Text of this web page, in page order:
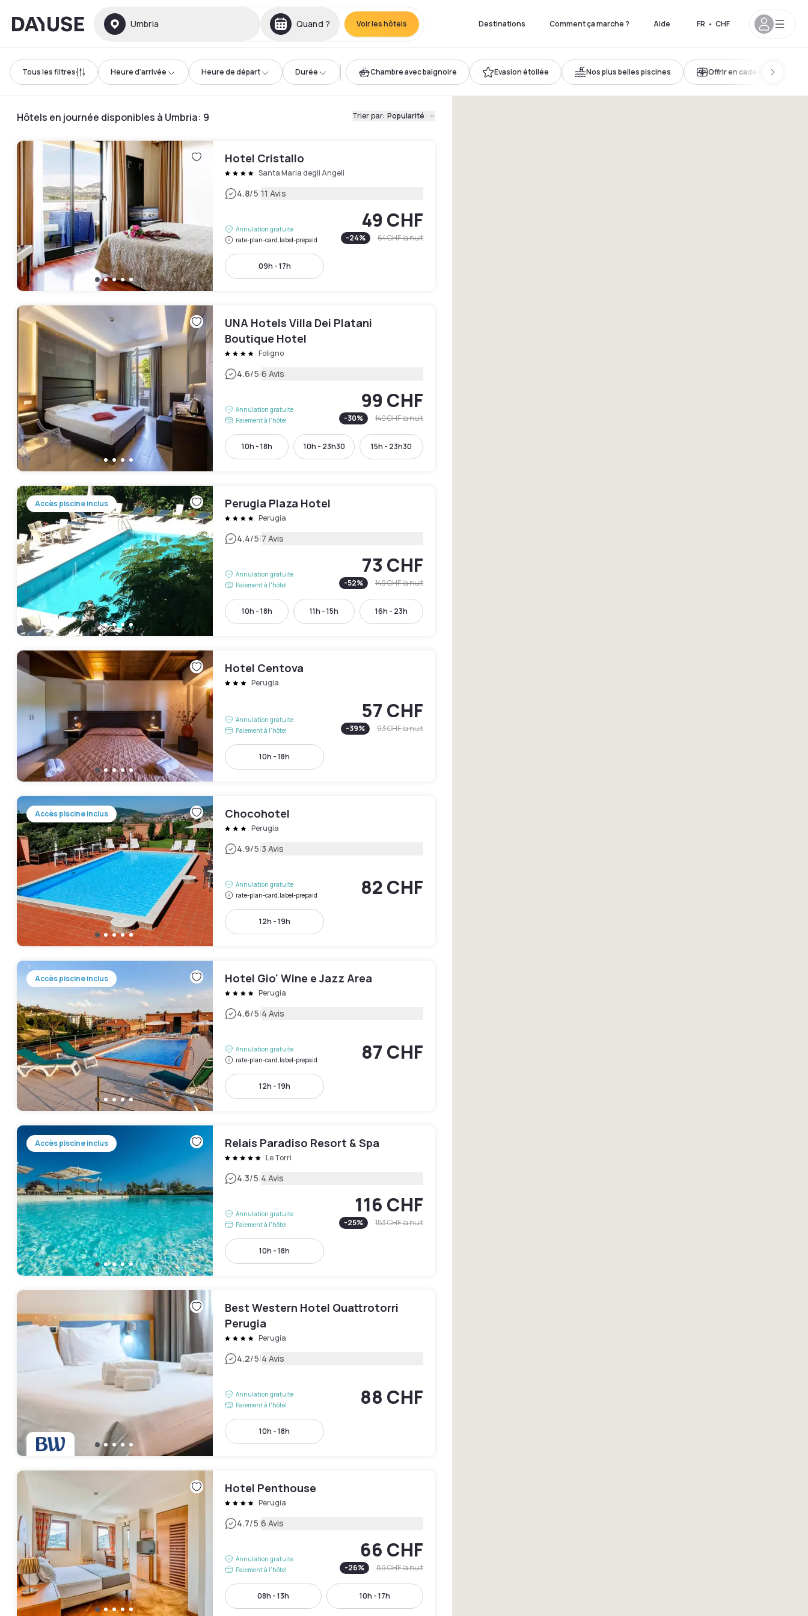
Dayuse Umbria Quand ? Voir les hôtels Destinations Comment ça marche ? Aide FR • CHF
Tous les filtres Heure d'arrivée Heure de départ Durée Chambre avec baignoire Evasion étoilée Nos plus belles piscines Offrir en cadeau
Hôtels en journée disponibles à Umbria: 9 Trier par: Popularité
Hotel Cristallo
Santa Maria degli Angeli
4.8/5|11 Avis
Annulation gratuite
rate-plan-card.label-prepaid
49 CHF
-24% 64 CHFla nuit
09h - 17h
UNA Hotels Villa Dei Platani
Boutique Hotel
Foligno
4.6/5|6 Avis
Annulation gratuite
Paiement à l'hôtel
99 CHF
-30% 140 CHFla nuit
10h - 18h 10h - 23h30 15h - 23h30
Accès piscine inclus Perugia Plaza Hotel
Perugia
4.4/5|7 Avis
Annulation gratuite
Paiement à l'hôtel
73 CHF
-52% 149 CHFla nuit
10h - 18h 11h - 15h 16h - 23h
Hotel Centova
Perugia
Annulation gratuite
Paiement à l'hôtel
57 CHF
-39% 93 CHFla nuit
10h - 18h
Accès piscine inclus Chocohotel
Perugia
4.9/5|3 Avis
Annulation gratuite
rate-plan-card.label-prepaid
82 CHF
12h - 19h
Accès piscine inclus Hotel Gio' Wine e Jazz Area
Perugia
4.6/5|4 Avis
Annulation gratuite
rate-plan-card.label-prepaid
87 CHF
12h - 19h
Accès piscine inclus Relais Paradiso Resort & Spa
Le Torri
4.3/5|4 Avis
Annulation gratuite
Paiement à l'hôtel
116 CHF
-25% 153 CHFla nuit
10h - 18h
Best Western Hotel Quattrotorri
Perugia
Perugia
4.2/5|4 Avis
Annulation gratuite
Paiement à l'hôtel
88 CHF
10h - 18h
Hotel Penthouse
Perugia
4.7/5|6 Avis
Annulation gratuite
Paiement à l'hôtel
66 CHF
-26% 89 CHFla nuit
08h - 13h 10h - 17h